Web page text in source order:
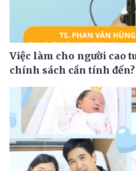
Việc làm cho người cao
chính sách cần tính đến?